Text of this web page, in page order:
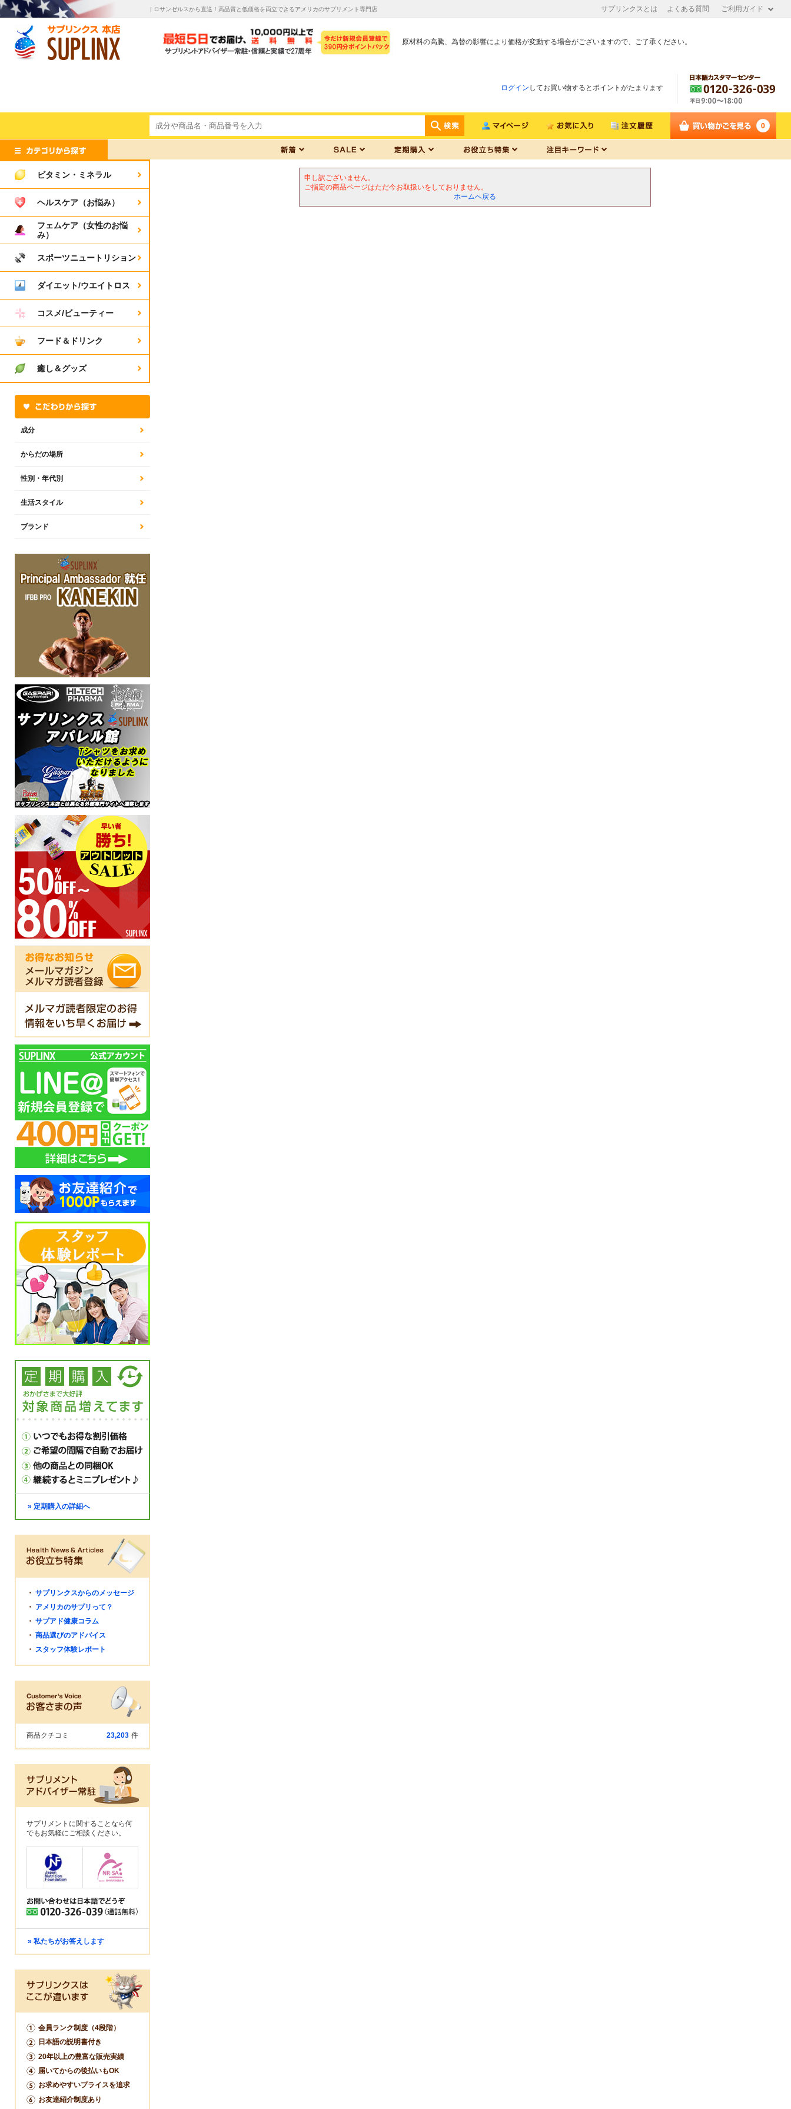
| ロサンゼルスから直送！高品質と低価格を両立できるアメリカのサプリメント専門店 サプリンクスとは よくある質問 ご利用ガイド
原材料の高騰、為替の影響により価格が変動する場合がございますので、ご了承ください。
ログイン してお買い物するとポイントがたまります
0
申し訳ございません。
ご指定の商品ページはただ今お取扱いをしておりません。
ホームへ戻る
ビタミン・ミネラル
ヘルスケア（お悩み）
フェムケア（女性のお悩
み）
スポーツニュートリション
ダイエット/ウエイトロス
コスメ/ビューティー
フード＆ドリンク
癒し＆グッズ
成分
からだの場所
性別・年代別
生活スタイル
ブランド
» 定期購入の詳細へ
・ サプリンクスからのメッセージ
・ アメリカのサプリって？
・ サプアド健康コラム
・ 商品選びのアドバイス
・ スタッフ体験レポート
商品クチコミ 23,203 件
サプリメントに関することなら何
でもお気軽にご相談ください。
» 私たちがお答えします
会員ランク制度（4段階）
日本語の説明書付き
20年以上の豊富な販売実績
届いてからの後払いもOK
お求めやすいプライスを追求
お友達紹介制度あり